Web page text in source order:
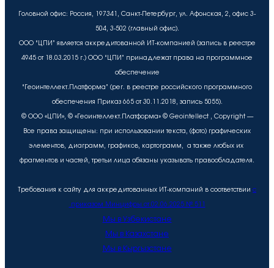
Головной офис: Россия, 197341, Санкт-Петербург, ул. Афонская, 2, офис 3-
504, 3-502 (главный офис).
ООО “ЦПИ” является аккредитованной ИТ-компанией (запись в реестре
4945 от 18.03.2015 г.) ООО “ЦПИ” принадлежат права на программное
обеспечение
“Геоинтеллект.Платформа” (рег. в реестре российского программного
обеспечения Приказ 665 от 30.11.2018, запись 5055).
© ООО «ЦПИ», © «Геоинтеллект.Платформа» © Geointellect , Copyright —
Все права защищены: при использовании текста, (фото) графических
элементов, диаграмм, графиков, картограмм, а также любых их
фрагментов и частей, третьи лица обязаны указывать правообладателя.
Требования к сайту для аккредитованных ИТ-компаний в соответствии с
приказом Минцифры от 02.06.2025 № 511
Мы в Узбекистане
Мы в Казахстане
Мы в Кыргызстане